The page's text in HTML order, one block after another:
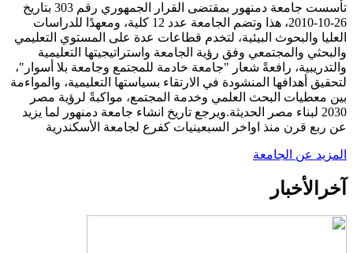
تأسست جامعة دمنهور بمقتضى القرار الجمهوري رقم 303 بتاريخ
26-10-2010، هذا وتضم الجامعة عدد 12 كلية، ومعهدًا للدراسات
العليا والبحوث البيئية، لتخدم قطاعات عدة على المستوي التعليمي
والبحثي والمجتمعي وفق رؤية الجامعة واستراتيجيتها التعليمية
والتدريبية، رافعةً شعار "جامعة خادمة للمجتمع وجامعة بلا أسوار"،
لتحقيق أهدافها المنشودة في الارتقاء بسياستها التعليمية، والمواءمة
بين معطيات البحث العلمي وخدمة المجتمع، مواكبةً لرؤية مصر
2030 لبناء مصر الحديثة.ويرجع تاريخ انشاء جامعة دمنهور لما يزيد
عن ربع قرن منذ اواخر السبعينيات كفرع لجامعة الأسكندرية
المزيد عن الجامعة
آخر الأخبار